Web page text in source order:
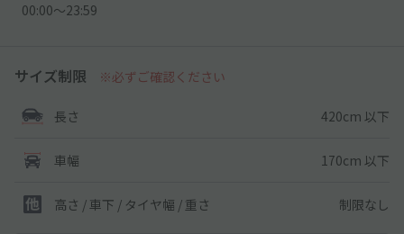
00:00〜23:59
サイズ制限 ※必ずご確認ください
長さ 420cm 以下
車幅 170cm 以下
高さ / 車下 / タイヤ幅 / 重さ 制限なし